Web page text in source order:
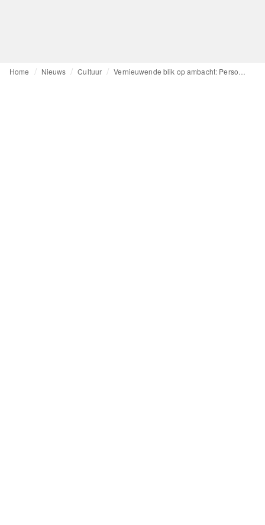
Home Nieuws Cultuur